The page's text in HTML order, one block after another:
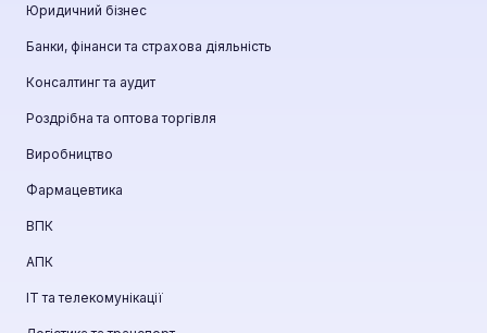
Юридичний бізнес
Банки, фінанси та страхова діяльність
Консалтинг та аудит
Роздрібна та оптова торгівля
Виробництво
Фармацевтика
ВПК
АПК
ІТ та телекомунікації